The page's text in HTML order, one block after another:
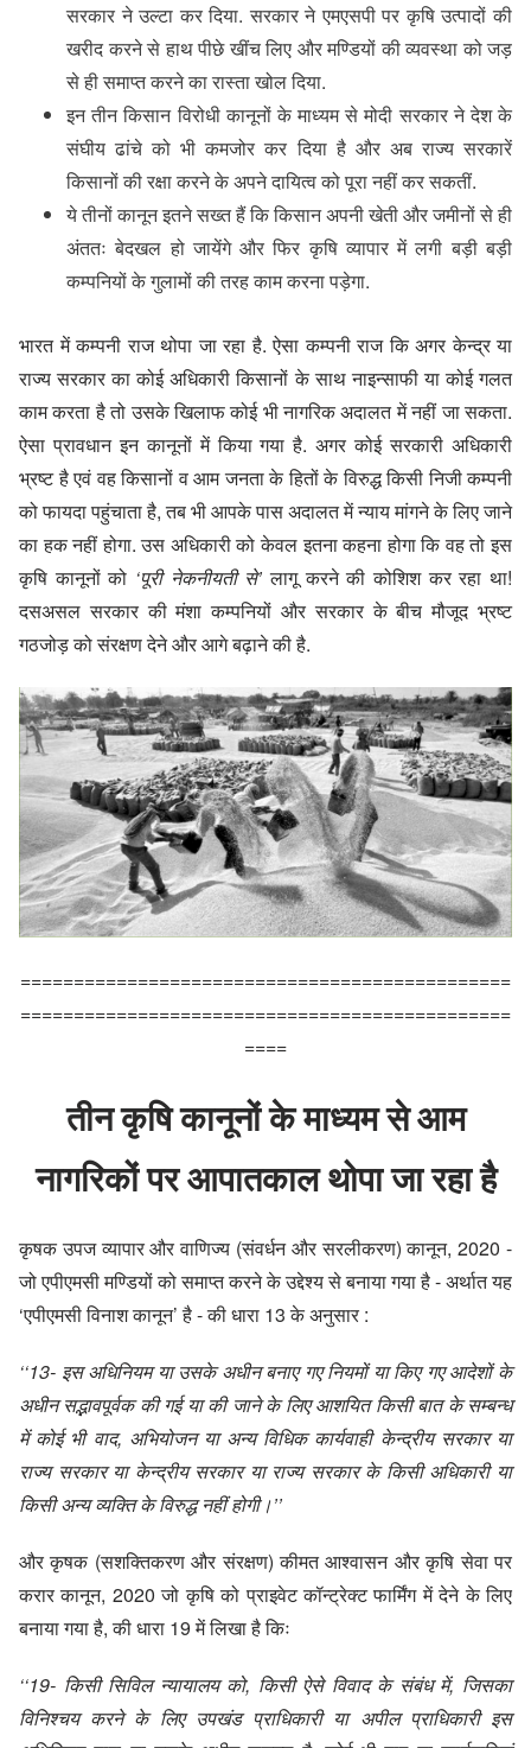
सरकार ने उल्टा कर दिया. सरकार ने एमएसपी पर कृषि उत्पादों की
खरीद करने से हाथ पीछे खींच लिए और मण्डियों की व्यवस्था को जड़
से ही समाप्त करने का रास्ता खोल दिया.
इन तीन किसान विरोधी कानूनों के माध्यम से मोदी सरकार ने देश के
संघीय ढांचे को भी कमजोर कर दिया है और अब राज्य सरकारें
किसानों की रक्षा करने के अपने दायित्व को पूरा नहीं कर सकतीं.
ये तीनों कानून इतने सख्त हैं कि किसान अपनी खेती और जमीनों से ही
अंततः बेदखल हो जायेंगे और फिर कृषि व्यापार में लगी बड़ी बड़ी
कम्पनियों के गुलामों की तरह काम करना पड़ेगा.
भारत में कम्पनी राज थोपा जा रहा है. ऐसा कम्पनी राज कि अगर केन्द्र या
राज्य सरकार का कोई अधिकारी किसानों के साथ नाइन्साफी या कोई गलत
काम करता है तो उसके खिलाफ कोई भी नागरिक अदालत में नहीं जा सकता.
ऐसा प्रावधान इन कानूनों में किया गया है. अगर कोई सरकारी अधिकारी
भ्रष्ट है एवं वह किसानों व आम जनता के हितों के विरुद्ध किसी निजी कम्पनी
को फायदा पहुंचाता है, तब भी आपके पास अदालत में न्याय मांगने के लिए जाने
का हक नहीं होगा. उस अधिकारी को केवल इतना कहना होगा कि वह तो इस
कृषि कानूनों को ‘पूरी नेकनीयती से’ लागू करने की कोशिश कर रहा था!
दसअसल सरकार की मंशा कम्पनियों और सरकार के बीच मौजूद भ्रष्ट
गठजोड़ को संरक्षण देने और आगे बढ़ाने की है.
==============================================
==============================================
====
तीन कृषि कानूनों के माध्यम से आम
नागरिकों पर आपातकाल थोपा जा रहा है
कृषक उपज व्यापार और वाणिज्य (संवर्धन और सरलीकरण) कानून, 2020 -
जो एपीएमसी मण्डियों को समाप्त करने के उद्देश्य से बनाया गया है - अर्थात यह
‘एपीएमसी विनाश कानून’ है - की धारा 13 के अनुसार :
‘‘13- इस अधिनियम या उसके अधीन बनाए गए नियमों या किए गए आदेशों के
अधीन सद्भावपूर्वक की गई या की जाने के लिए आशयित किसी बात के सम्बन्ध
में कोई भी वाद, अभियोजन या अन्य विधिक कार्यवाही केन्द्रीय सरकार या
राज्य सरकार या केन्द्रीय सरकार या राज्य सरकार के किसी अधिकारी या
किसी अन्य व्यक्ति के विरुद्ध नहीं होगी।’’
और कृषक (सशक्तिकरण और संरक्षण) कीमत आश्वासन और कृषि सेवा पर
करार कानून, 2020 जो कृषि को प्राइवेट कॉन्ट्रेक्ट फार्मिंग में देने के लिए
बनाया गया है, की धारा 19 में लिखा है किः
‘‘19- किसी सिविल न्यायालय को, किसी ऐसे विवाद के संबंध में, जिसका
विनिश्चय करने के लिए उपखंड प्राधिकारी या अपील प्राधिकारी इस